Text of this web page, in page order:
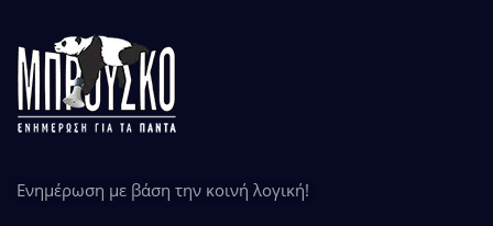
Ενημέρωση με βάση την κοινή λογική!